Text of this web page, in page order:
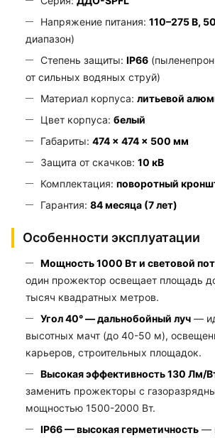
Напряжение питания: 110–275 В,
диапазон)
Степень защиты: IP66
от сильных водяных струй)
Материал корпуса: литьевой
Цвет корпуса: белый
Габариты: 474 × 474 × 500 мм
Защита от скачков: 10 кВ
Комплектация: поворотный
Гарантия: 84 месяца (7 лет)
Особенности эксплуатации
Мощность 1000 Вт и световой
один прожектор освещает площадь
тысяч квадратных метров.
Угол 40° — дальнобойный луч —
высотных мачт (до 40-50 м),
карьеров, строительных площадок.
Высокая эффективность 130 Лм/
заменить прожекторы с
мощностью 1500-2000 Вт.
IP66 — высокая герметичность —